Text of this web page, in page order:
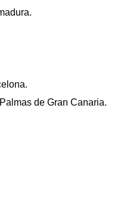
de Gran Canaria.